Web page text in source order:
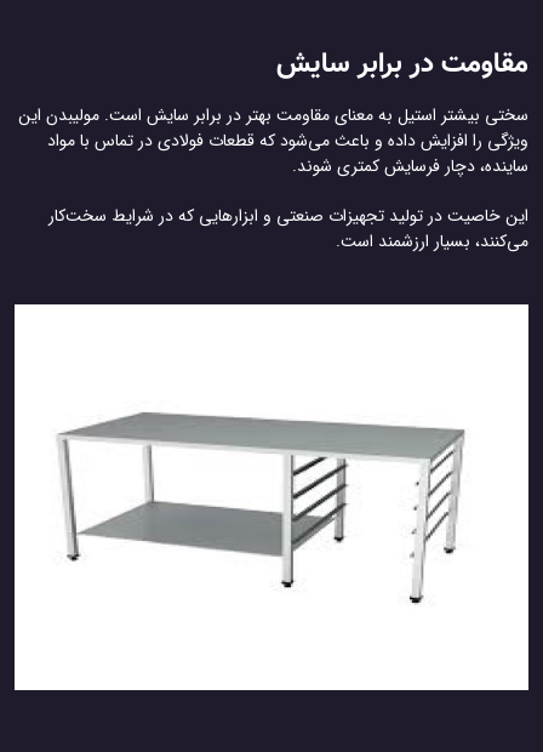
مقاومت در برابر سایش
سختی بیشتر استیل به معنای مقاومت بهتر در برابر سایش است. مولیبدن این
ویژگی را افزایش داده و باعث می‌شود که قطعات فولادی در تماس با مواد
ساینده، دچار فرسایش کمتری شوند.
این خاصیت در تولید تجهیزات صنعتی و ابزارهایی که در شرایط سخت‌کار
می‌کنند، بسیار ارزشمند است.